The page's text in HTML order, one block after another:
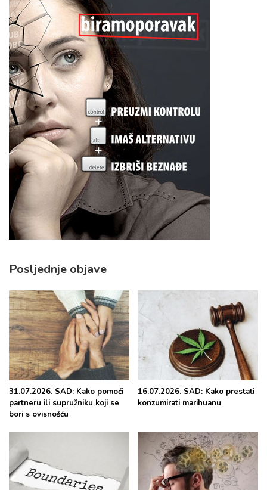
Posljednje objave
31.07.2026. SAD: Kako pomoći
partneru ili supružniku koji se
bori s ovisnošću
16.07.2026. SAD: Kako prestati
konzumirati marihuanu